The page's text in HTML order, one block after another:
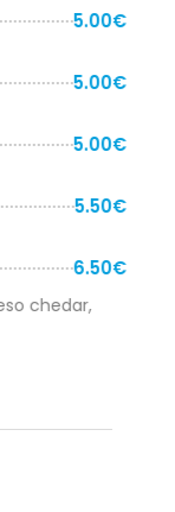
5.00€
5.00€
5.00€
5.50€
6.50€
chedar,